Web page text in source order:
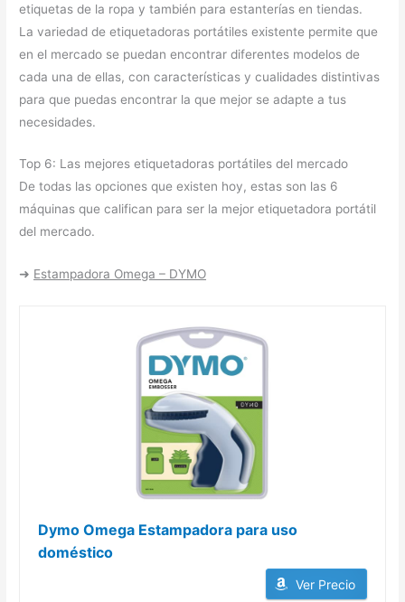
etiquetas de la ropa y también para estanterías en tiendas.
La variedad de etiquetadoras portátiles existente permite que
en el mercado se puedan encontrar diferentes modelos de
cada una de ellas, con características y cualidades distintivas
para que puedas encontrar la que mejor se adapte a tus
necesidades.
Top 6: Las mejores etiquetadoras portátiles del mercado
De todas las opciones que existen hoy, estas son las 6
máquinas que califican para ser la mejor etiquetadora portátil
del mercado.
➜ Estampadora Omega – DYMO
Dymo Omega Estampadora para uso
doméstico
Ver Precio